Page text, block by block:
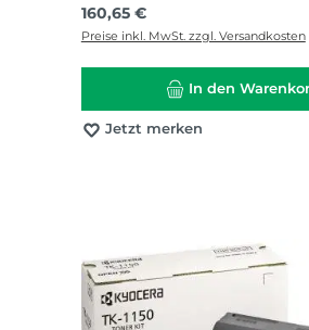
Regulärer Preis:
160,65 €
Preise inkl. MwSt. zzgl. Versandkosten
In den
Jetzt merken